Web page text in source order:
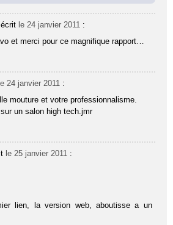
le 24 janvier 2011 :
et merci pour ce magnifique rapport…
le 24 janvier 2011 :
mouture et votre professionnalisme.
un salon high tech.jmr
le 25 janvier 2011 :
lien, la version web, aboutisse a un